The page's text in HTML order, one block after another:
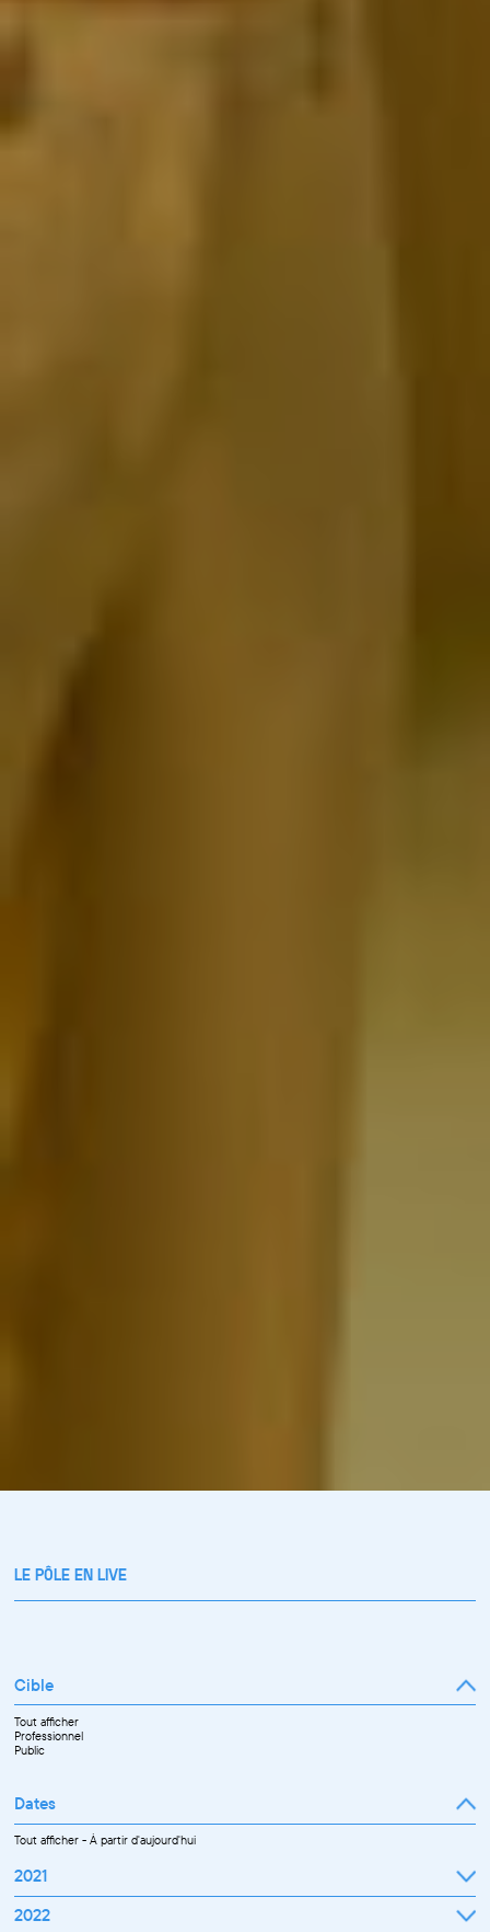
LE PÔLE EN LIVE
Cible
Tout afficher
Professionnel
Public
Dates
Tout afficher-À partir d'aujourd'hui
2021
Septembre
2022